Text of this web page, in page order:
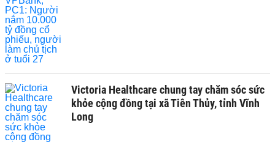
Victoria Healthcare chung tay chăm sóc sức
khỏe cộng đồng tại xã Tiên Thủy, tỉnh Vĩnh
Long